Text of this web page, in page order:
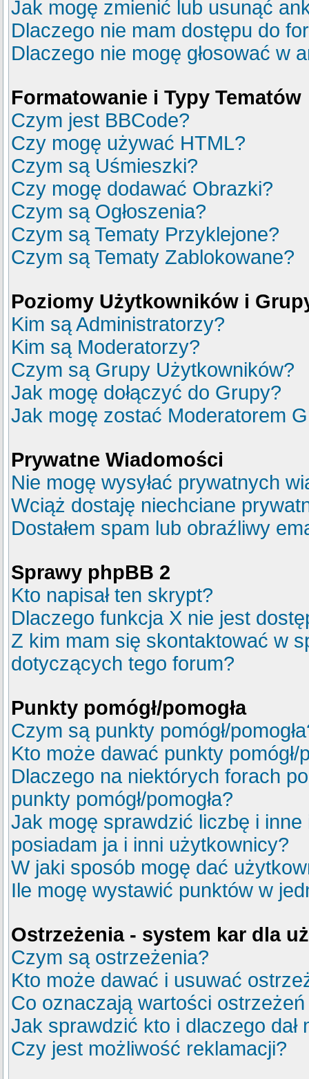
Jak mogę zmienić lub usunąć
Dlaczego nie mam dostępu do
Dlaczego nie mogę głosować w
Formatowanie i Typy Tematów
Czym jest BBCode?
Czy mogę używać HTML?
Czym są Uśmieszki?
Czy mogę dodawać Obrazki?
Czym są Ogłoszenia?
Czym są Tematy Przyklejone?
Czym są Tematy Zablokowane?
Poziomy Użytkowników i
Kim są Administratorzy?
Kim są Moderatorzy?
Czym są Grupy Użytkowników?
Jak mogę dołączyć do Grupy?
Jak mogę zostać Moderatorem
Prywatne Wiadomości
Nie mogę wysyłać prywatnych
Wciąż dostaję niechciane
Dostałem spam lub obraźliwy
Sprawy phpBB 2
Kto napisał ten skrypt?
Dlaczego funkcja X nie jest
Z kim mam się skontaktować w
dotyczących tego forum?
Punkty pomógł/pomogła
Czym są punkty pomógł/
Kto może dawać punkty pomógł/
Dlaczego na niektórych forach
punkty pomógł/pomogła?
Jak mogę sprawdzić liczbę i
posiadam ja i inni użytkownicy?
W jaki sposób mogę dać
Ile mogę wystawić punktów w
Ostrzeżenia - system kar dla
Czym są ostrzeżenia?
Kto może dawać i usuwać
Co oznaczają wartości
Jak sprawdzić kto i dlaczego dał
Czy jest możliwość reklamacji?